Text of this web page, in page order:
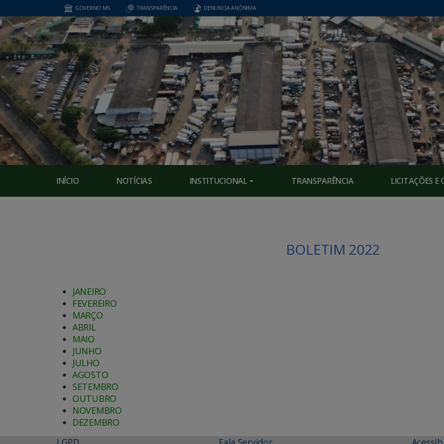
GOVERNO MS TRANSPARÊNCIA DENUNCIA ANÔNIMA
INÍCIO NOTÍCIAS INSTITUCIONAL TRANSPARÊNCIA LICITAÇÕES
BOLETIM 2022
JANEIRO
FEVEREIRO
MARÇO
ABRIL
MAIO
JUNHO
JULHO
AGOSTO
SETEMBRO
OUTUBRO
NOVEMBRO
DEZEMBRO